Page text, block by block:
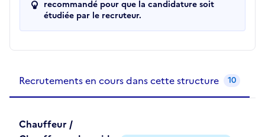
recommandé pour que la candidature soit
étudiée par le recruteur.
Recrutements en cours dans cette structure 10
Chauffeur /